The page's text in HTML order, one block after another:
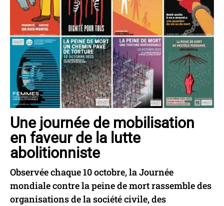
Une journée de mobilisation
en faveur de la lutte
abolitionniste
Observée chaque 10 octobre, la Journée
mondiale contre la peine de mort rassemble des
organisations de la société civile, des